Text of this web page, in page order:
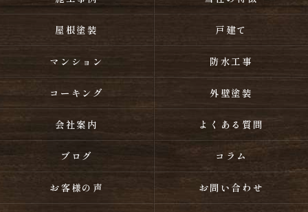
屋根塗装 戸建て
マンション 防水工事
コーキング 外壁塗装
会社案内 よくある質問
ブログ コラム
お客様の声 お問い合わせ